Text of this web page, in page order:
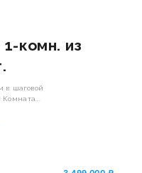
комн. из
в шаговой